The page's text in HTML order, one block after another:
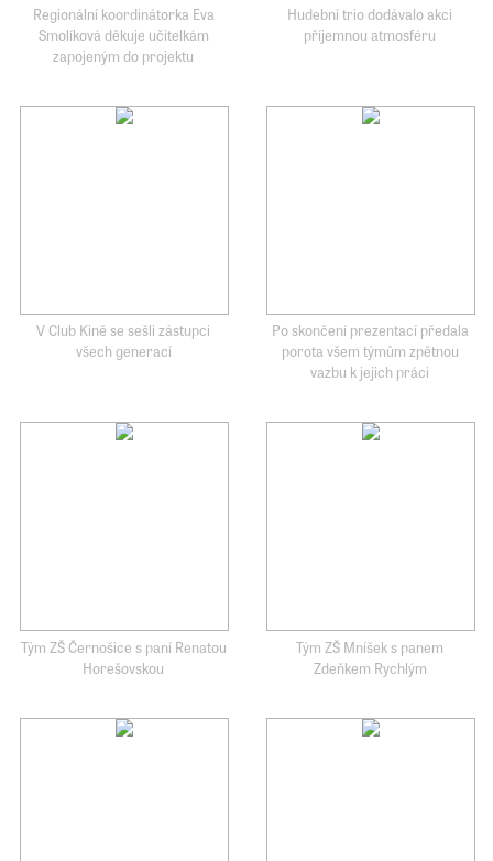
Regionální koordinátorka Eva
Smolíková děkuje učitelkám
zapojeným do projektu
Hudební trio dodávalo akci
příjemnou atmosféru
V Club Kině se sešli zástupci
všech generací
Po skončení prezentací předala
porota všem týmům zpětnou
vazbu k jejich práci
Tým ZŠ Černošice s paní Renatou
Horešovskou
Tým ZŠ Mníšek s panem
Zdeňkem Rychlým